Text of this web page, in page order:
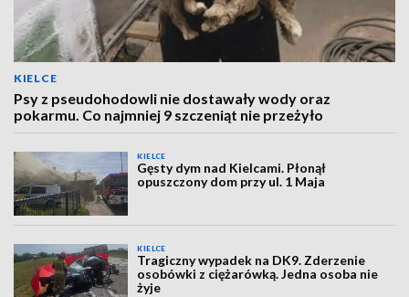
KIELCE
Psy z pseudohodowli nie dostawały wody oraz
pokarmu. Co najmniej 9 szczeniąt nie przeżyło
KIELCE
Gęsty dym nad Kielcami. Płonął
opuszczony dom przy ul. 1 Maja
KIELCE
Tragiczny wypadek na DK9. Zderzenie
osobówki z ciężarówką. Jedna osoba nie
żyje